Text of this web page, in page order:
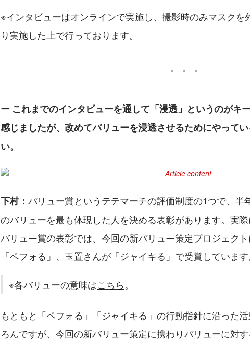
※インタビューはオンラインで実施し、撮影時のみマスク
り実施した上で行っております。
ー これまでのインタビューを通して「浸透」というのがキ
感じましたが、改めてバリューを浸透させるためにやって
い。
下村： バリュー賞というテテマーチの評価制度の1つで、半
のバリューを最も体現した人を決める表彰があります。実
バリュー賞の表彰では、今回の新バリュー策定プロジェク
「ペフォる」、玉置さんが「ジャイキる」で受賞しています
※各バリューの意味はこちら。
もともと「ペフォる」「ジャイキる」の行動指針に沿った
ろんですが、今回の新バリュー策定に携わりバリューに対